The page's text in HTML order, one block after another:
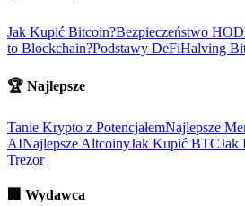
Jak Kupić Bitcoin?Bezpieczeństwo
to Blockchain?Podstawy DeFiHalving
🏆 Najlepsze
Tanie Krypto z PotencjałemNajlepsze
AINajlepsze AltcoinyJak Kupić BTCJak
Trezor
🏢 Wydawca